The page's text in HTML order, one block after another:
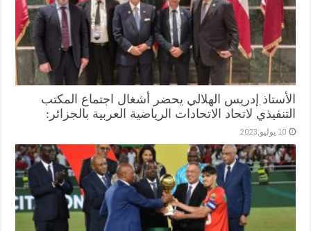
الأستاذ إدريس الهلالي يحضر أشغال اجتماع المكتب
التنفيذي لاتحاد الاتحادات الرياضية العربية بالجزائر:
10 يوليو,2023